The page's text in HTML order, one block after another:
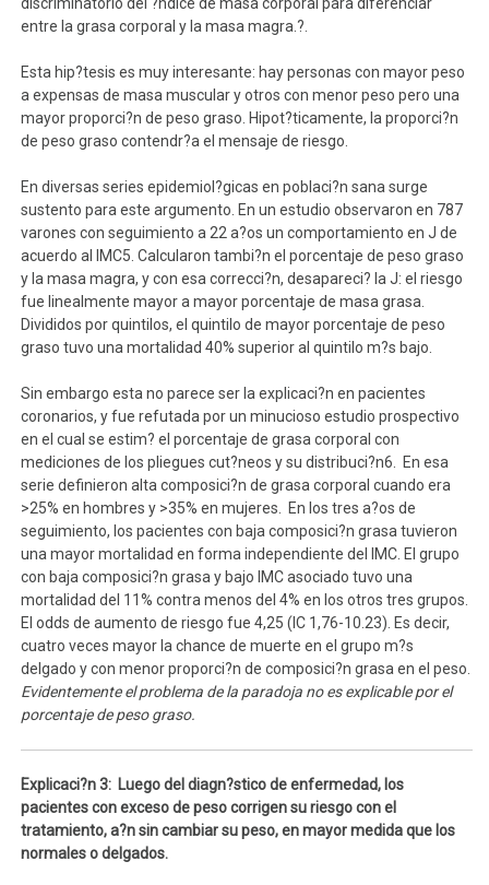
entre la grasa corporal y la masa magra.?.
Esta hip?tesis es muy interesante: hay personas con mayor peso
a expensas de masa muscular y otros con menor peso pero una
mayor proporci?n de peso graso. Hipot?ticamente, la proporci?n
de peso graso contendr?a el mensaje de riesgo.
En diversas series epidemiol?gicas en poblaci?n sana surge
sustento para este argumento. En un estudio observaron en 787
varones con seguimiento a 22 a?os un comportamiento en J de
acuerdo al IMC5. Calcularon tambi?n el porcentaje de peso graso
y la masa magra, y con esa correcci?n, desapareci? la J: el riesgo
fue linealmente mayor a mayor porcentaje de masa grasa.
Divididos por quintilos, el quintilo de mayor porcentaje de peso
graso tuvo una mortalidad 40% superior al quintilo m?s bajo.
Sin embargo esta no parece ser la explicaci?n en pacientes
coronarios, y fue refutada por un minucioso estudio prospectivo
en el cual se estim? el porcentaje de grasa corporal con
mediciones de los pliegues cut?neos y su distribuci?n6. En esa
serie definieron alta composici?n de grasa corporal cuando era
>25% en hombres y >35% en mujeres. En los tres a?os de
seguimiento, los pacientes con baja composici?n grasa tuvieron
una mayor mortalidad en forma independiente del IMC. El grupo
con baja composici?n grasa y bajo IMC asociado tuvo una
mortalidad del 11% contra menos del 4% en los otros tres grupos.
El odds de aumento de riesgo fue 4,25 (IC 1,76-10.23). Es decir,
cuatro veces mayor la chance de muerte en el grupo m?s
delgado y con menor proporci?n de composici?n grasa en el peso.
Evidentemente el problema de la paradoja no es explicable por el
porcentaje de peso graso.
Explicaci?n3: Luego del diagn?stico de enfermedad, los
pacientes con exceso de peso corrigen su riesgo con el
tratamiento, a?n sin cambiar su peso, en mayor medida que los
normales o delgados.